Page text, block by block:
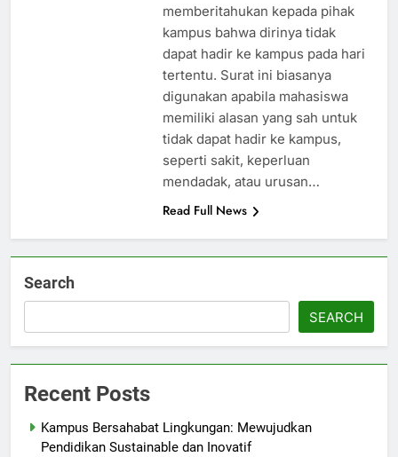
memberitahukan kepada pihak
kampus bahwa dirinya tidak
dapat hadir ke kampus pada hari
tertentu. Surat ini biasanya
digunakan apabila mahasiswa
memiliki alasan yang sah untuk
tidak dapat hadir ke kampus,
seperti sakit, keperluan
mendadak, atau urusan…
Read Full News
Search
SEARCH
Recent Posts
Kampus Bersahabat Lingkungan: Mewujudkan
Pendidikan Sustainable dan Inovatif